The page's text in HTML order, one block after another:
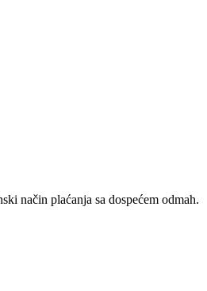
način plaćanja sa dospećem odmah.